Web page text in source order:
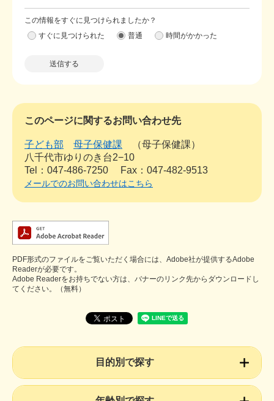
この情報をすぐに見つけられましたか？
すぐに見つけられた
普通 時間がかかった
このページに関するお問い合わせ先
子ども部 母子保健課
母子保健課
八千代市ゆりのき台2−10
Tel：047-486-7250
Fax：047-482-9513
メールでのお問い合わせはこちら
PDF形式のファイルをご覧いただく場合には、Adobe社が提供するAdobe
Readerが必要です。
Adobe Readerをお持ちでない方は、バナーのリンク先からダウンロードし
てください。（無料）
目的別で探す